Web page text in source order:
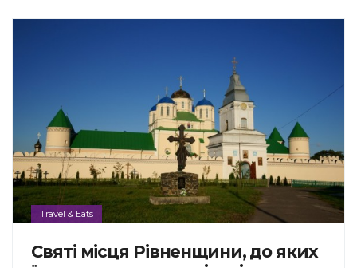
Travel & Eats
Святі місця Рівненщини, до яких